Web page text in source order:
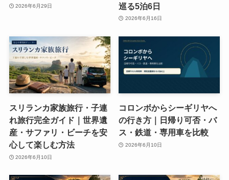
2026年6月29日
巡る5泊6日
2026年6月16日
スリランカ家族旅行・子連
れ旅行完全ガイド｜世界遺
産・サファリ・ビーチを安
心して楽しむ方法
2026年6月10日
コロンボからシーギリヤへ
の行き方｜日帰り可否・バ
ス・鉄道・専用車を比較
2026年6月10日